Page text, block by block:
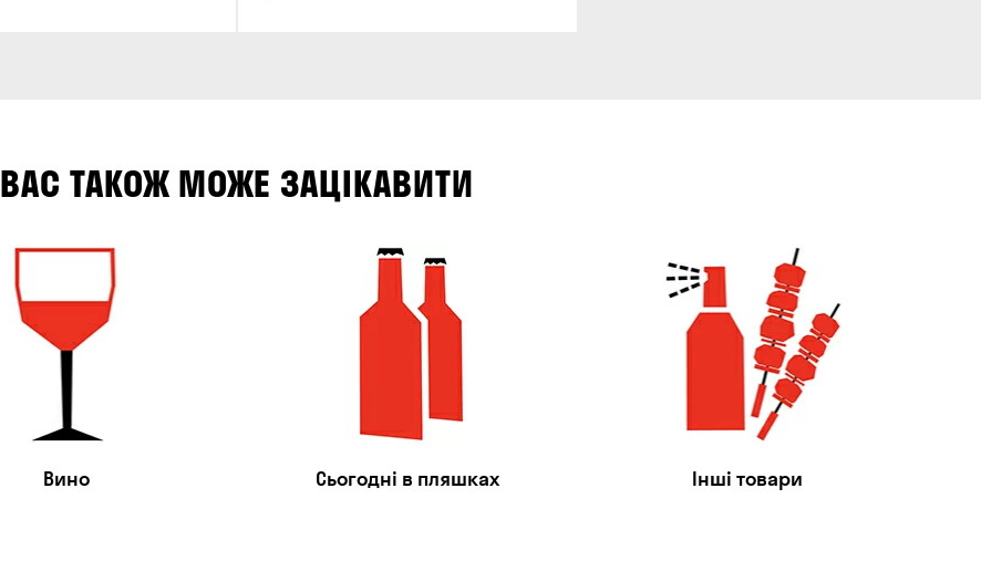
ВАС ТАКОЖ МОЖЕ ЗАЦІКАВИТИ
Вино Сьогодні в пляшках Інші товари